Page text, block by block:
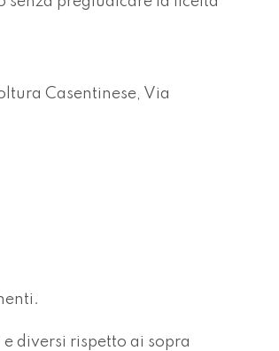
Casentinese, Via
diversi rispetto ai sopra